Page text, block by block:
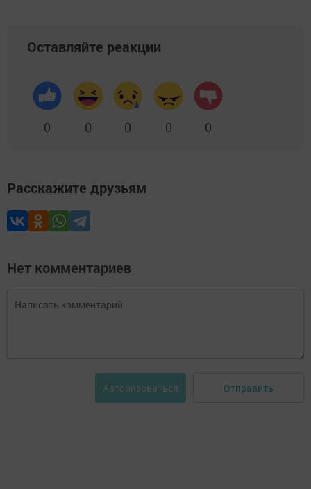
Оставляйте реакции
0 0 0 0 0
Расскажите друзьям
Нет комментариев
Авторизоваться Отправить